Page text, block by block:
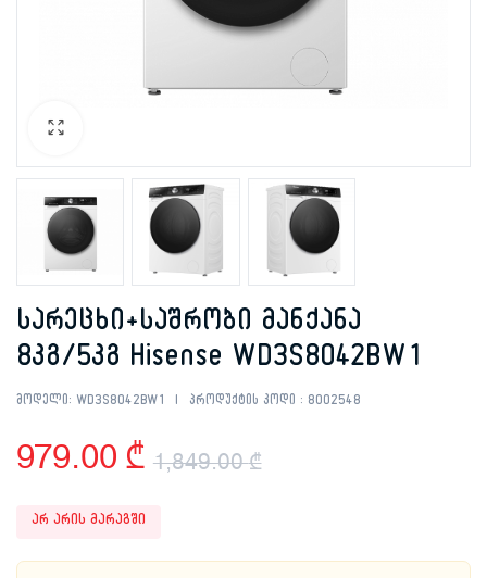
სარეცხი+საშრობი მანქანა
8კგ/5კგ Hisense WD3S8042BW1
მოდელი: WD3S8042BW1 პროდუქტის კოდი : 8002548
1,849.00₾
price
979.00 ₾
price
არ არის მარაგში